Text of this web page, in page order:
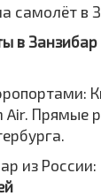
в
в
Прямые
из России: